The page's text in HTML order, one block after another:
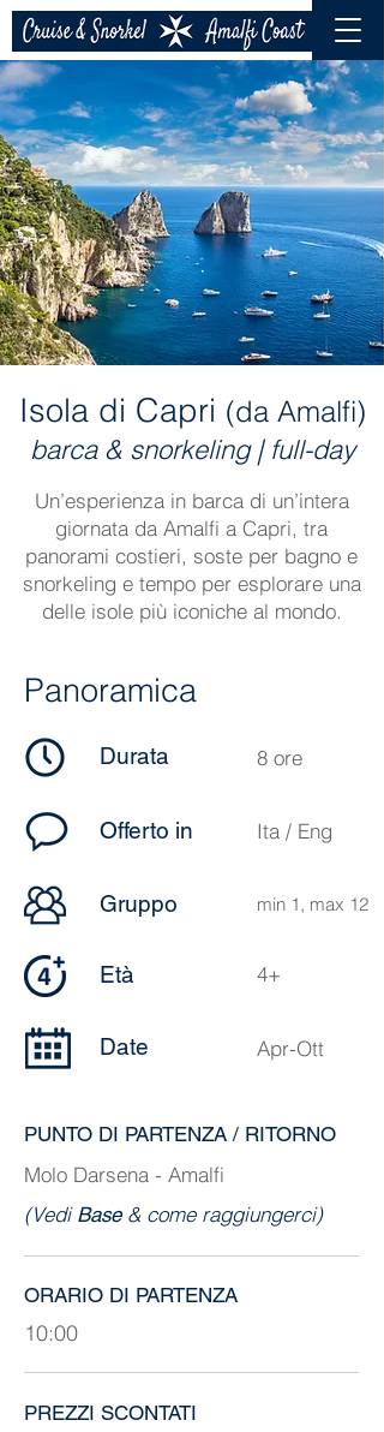
Isola di Capri (da Amalfi)
barca & snorkeling | full-day
Un’esperienza in barca di un’intera
giornata da Amalfi a Capri, tra
panorami costieri, soste per bagno e
snorkeling e tempo per esplorare una
delle isole più iconiche al mondo.
Panoramica
Durata
Offerto in
8 ore
Ita / Eng
Gruppo min 1, max 12
Età 4+
Date Apr-Ott
PUNTO DI PARTENZA / RITORNO
Molo Darsena - Amalfi
(Vedi Base& come raggiungerci)
ORARIO DI PARTENZA
10:00
PREZZI SCONTATI